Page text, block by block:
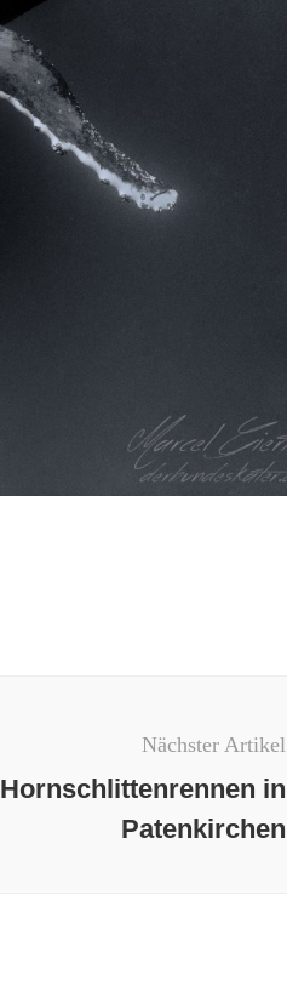
Nächster Artikel
Hornschlittenrennen in
Patenkirchen